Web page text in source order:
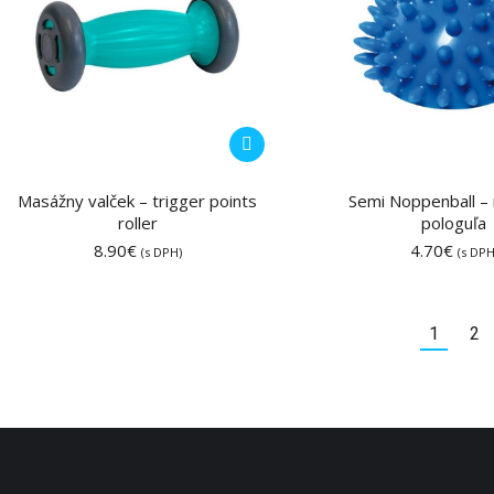
Masážny valček – trigger points
roller
8.90€ (s DPH)
Semi Noppenball –
pologuľa
4.70€ (s
1 2